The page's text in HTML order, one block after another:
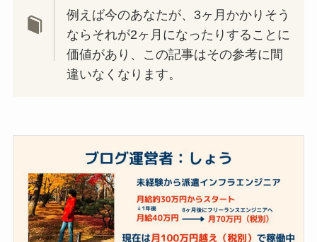
例えば今のあなたが、3ヶ月かかりそう
ならそれが2ヶ月になったりすることに
価値があり、この記事はその参考に間
違いなくなります。